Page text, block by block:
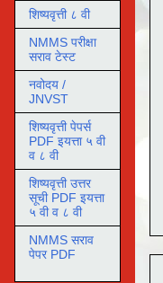
शिष्यवृत्ती ८ वी
NMMS परीक्षा
सराव टेस्ट
नवोदय /
JNVST
शिष्यवृत्ती पेपर्स
PDF इयत्ता ५ वी
व ८ वी
शिष्यवृत्ती उत्तर
सूची PDF इयत्ता
५ वी व ८ वी
NMMS सराव
पेपर PDF